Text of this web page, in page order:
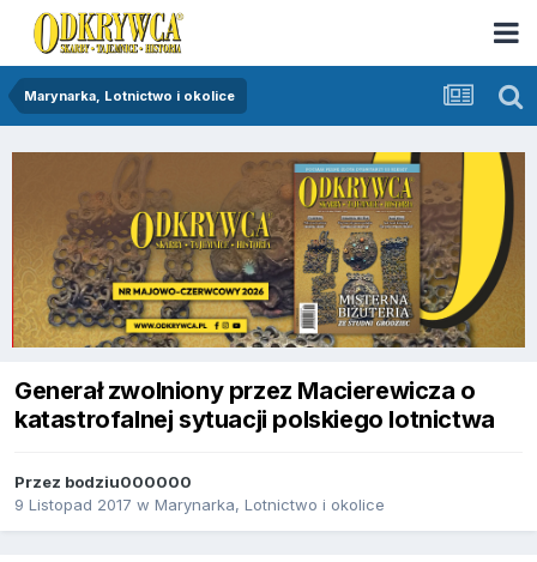
Marynarka, Lotnictwo i okolice
Generał zwolniony przez Macierewicza o
katastrofalnej sytuacji polskiego lotnictwa
Przez bodziu000000
9 Listopad 2017 w Marynarka, Lotnictwo i okolice